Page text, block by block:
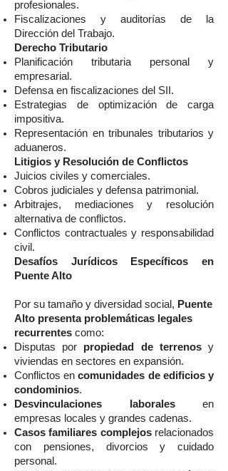
profesionales.
Fiscalizaciones y auditorías de la
Dirección del Trabajo.
Derecho Tributario
Planificación tributaria personal y
empresarial.
Defensa en fiscalizaciones del SII.
Estrategias de optimización de carga
impositiva.
Representación en tribunales tributarios y
aduaneros.
Litigios y Resolución de Conflictos
Juicios civiles y comerciales.
Cobros judiciales y defensa patrimonial.
Arbitrajes, mediaciones y resolución
alternativa de conflictos.
Conflictos contractuales y responsabilidad
civil.
Desafíos Jurídicos Específicos en
Puente Alto
Por su tamaño y diversidad social, Puente
Alto presenta problemáticas legales
recurrentes como:
Disputas por propiedad de terrenosy
viviendas en sectores en expansión.
Conflictos encomunidades de edificios y
condominios.
Desvinculaciones laboralesen
empresas locales y grandes cadenas.
Casos familiares complejosrelacionados
con pensiones, divorcios y cuidado
personal.